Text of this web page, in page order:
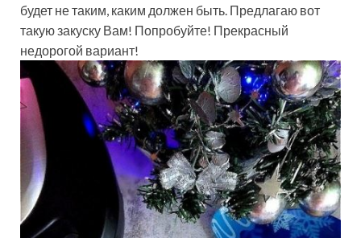
будет не таким, каким должен быть. Предлагаю вот
такую закуску Вам! Попробуйте! Прекрасный
недорогой вариант!